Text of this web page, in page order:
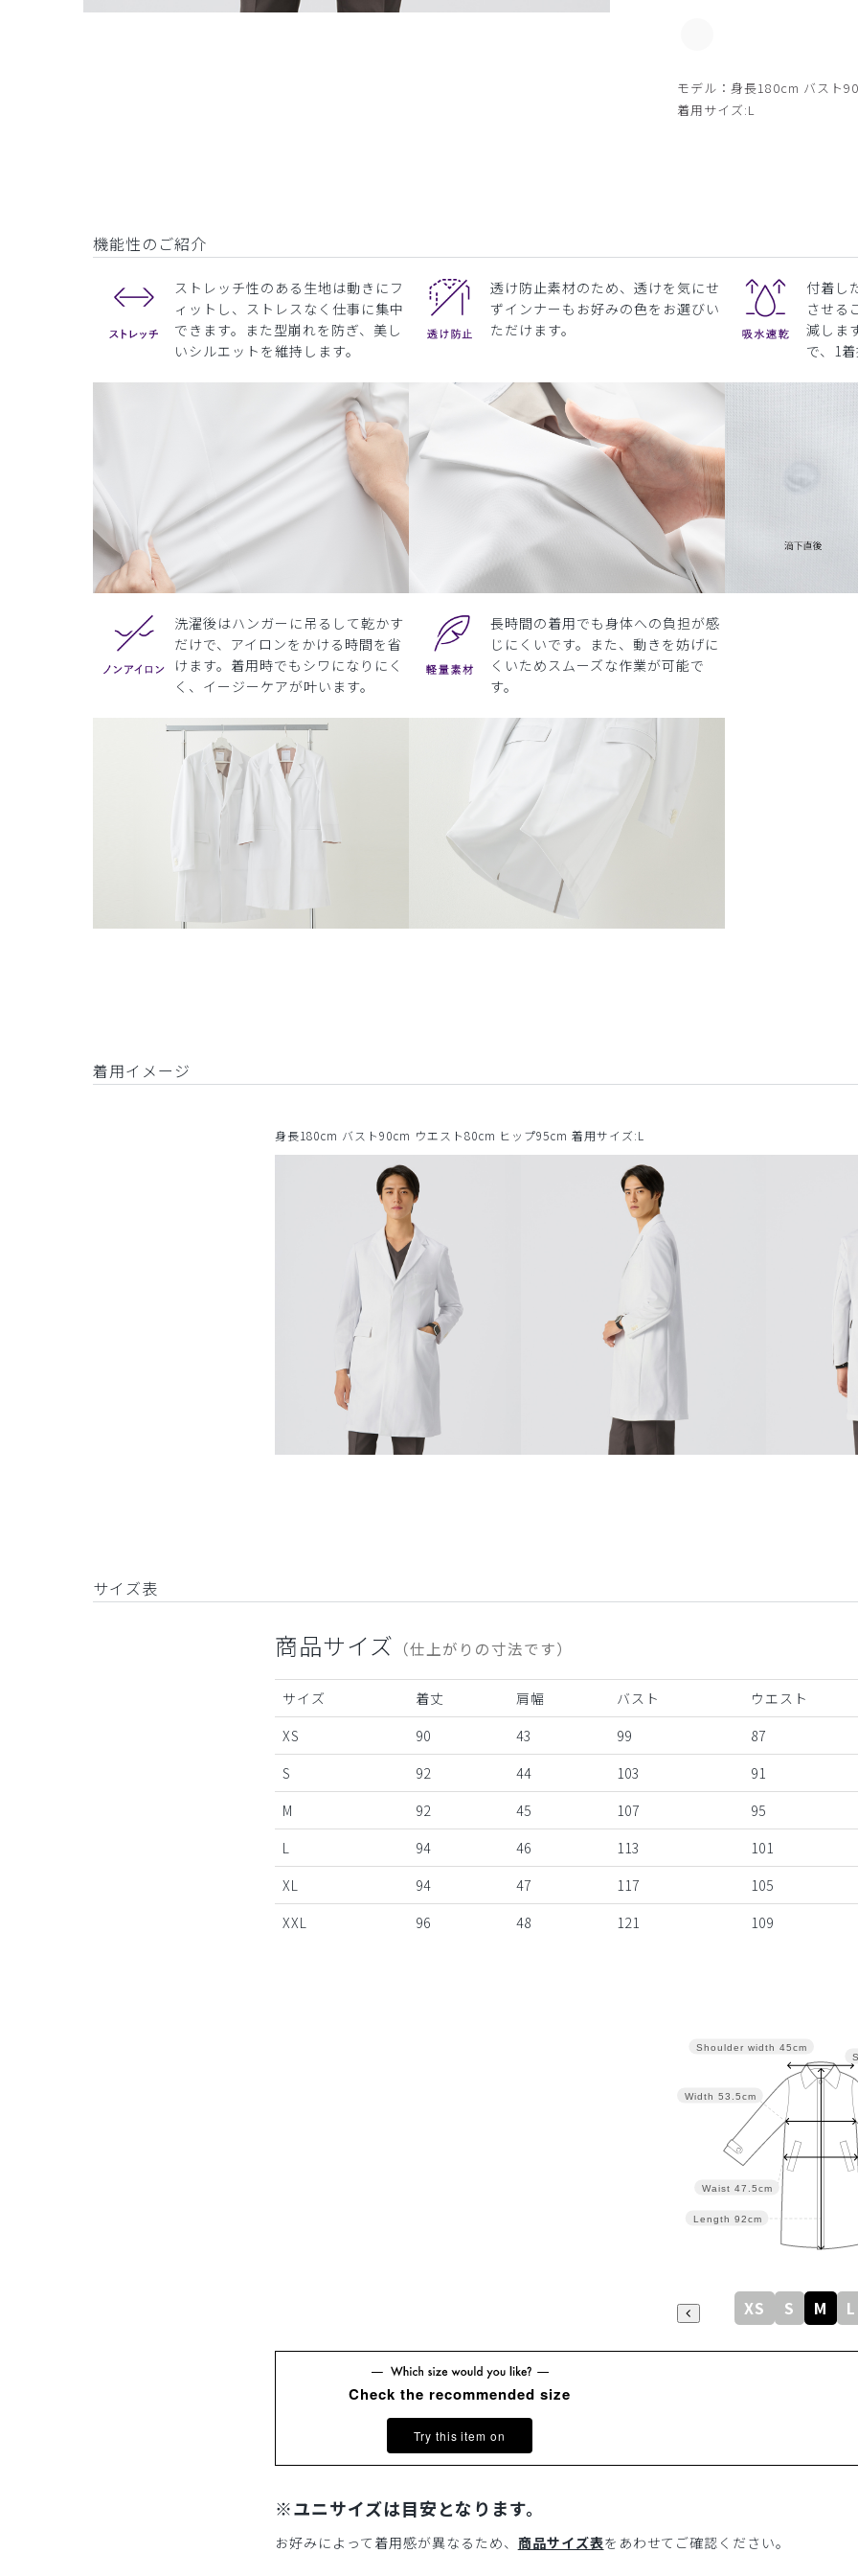
モデル：身長180cm バスト
着用サイズ:L
機能性のご紹介
ストレッチ性のある生地は動きにフ
ィットし、ストレスなく仕事に集中
できます。また型崩れを防ぎ、美し
いシルエットを維持します。
透け防止素材のため、透けを気にせ
ずインナーもお好みの色をお選びい
ただけます。
付着し
させる
減しま
で、1
洗濯後はハンガーに吊るして乾かす
だけで、アイロンをかける時間を省
けます。着用時でもシワになりにく
く、イージーケアが叶います。
長時間の着用でも身体への負担が感
じにくいです。また、動きを妨げに
くいためスムーズな作業が可能で
す。
着用イメージ
身長180cm バスト90cm ウエスト80cm ヒップ95cm 着用サイズ:L
サイズ表
商品サイズ （仕上がりの寸法です）
サイズ 着丈 肩幅 バスト
ウエスト
XS
90 43 99
87
S
92 44 103
91
M
92 45 107
95
L
94 46 113
101
XL
94 47 117
105
XXL
96 48 121 109
Length 92cm
Waist 47.5cm
Width 53.5cm
Shoulder width 45cm
XS S M L
Check the recommended size
Try this item on
※ユニサイズは目安となります。
お好みによって着用感が異なるため、 商品サイズ表をあわせてご確認ください。